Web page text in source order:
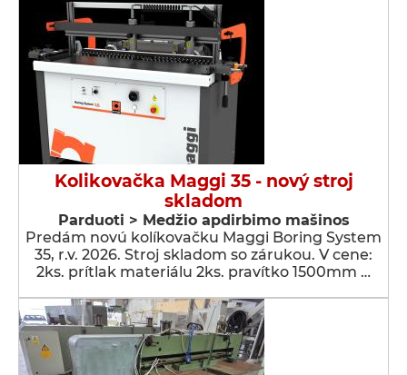
Kolikovačka Maggi 35 - nový stroj
skladom
Parduoti > Medžio apdirbimo mašinos
Predám novú kolíkovačku Maggi Boring System
35, r.v. 2026. Stroj skladom so zárukou. V cene:
2ks. prítlak materiálu 2ks. pravítko 1500mm …